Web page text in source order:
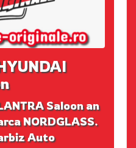
Saloon an
NORDGLASS.
Auto